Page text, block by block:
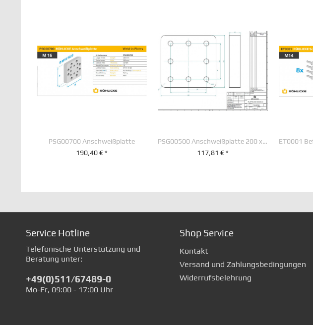
PSG00700 Anschweißplatte
190,40 € *
PSG00500 Anschweißplatte 200 x 190 x 40 mm
117,81 € *
Service Hotline
Telefonische Unterstützung und
Beratung unter:
+49(0)511/67489-0
Mo-Fr, 09:00 - 17:00 Uhr
Shop Service
Kontakt
Versand und Zahlungsbedingungen
Widerrufsbelehrung